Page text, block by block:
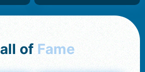
Hall of Fame